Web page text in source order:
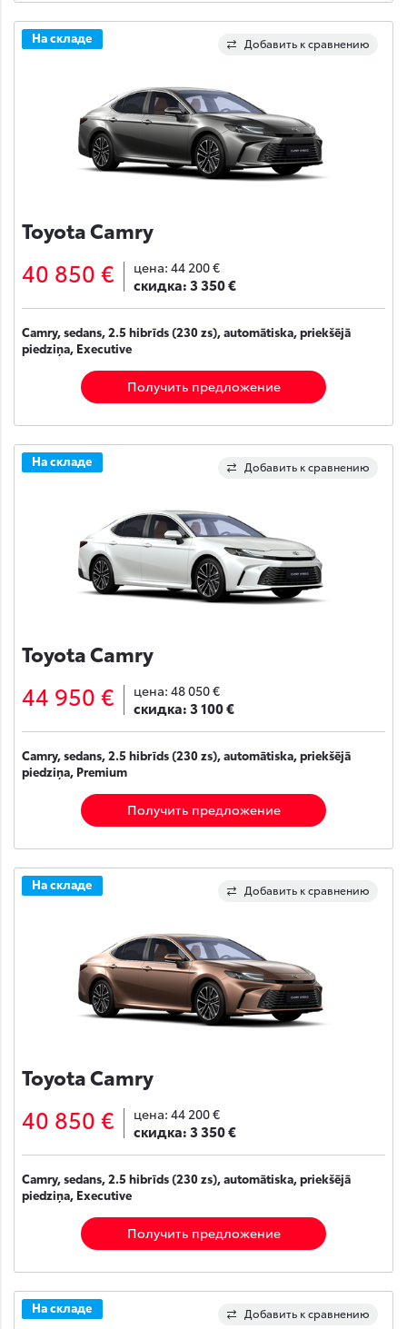
Добавить к сравнению
На складе
Toyota Camry
40 850 € цена: 44 200 €
скидка:3 350 €
Camry, sedans, 2.5 hibrīds (230 zs), automātiska, priekšējā
piedziņa, Executive
Получить предложение
Добавить к сравнению
На складе
Toyota Camry
44 950 € цена: 48 050 €
скидка:3 100 €
Camry, sedans, 2.5 hibrīds (230 zs), automātiska, priekšējā
piedziņa, Premium
Получить предложение
Добавить к сравнению
На складе
Toyota Camry
40 850 € цена: 44 200 €
скидка:3 350 €
Camry, sedans, 2.5 hibrīds (230 zs), automātiska, priekšējā
piedziņa, Executive
Получить предложение
Добавить к сравнению
На складе